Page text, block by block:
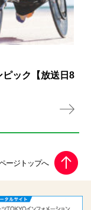
ピック【放送日8